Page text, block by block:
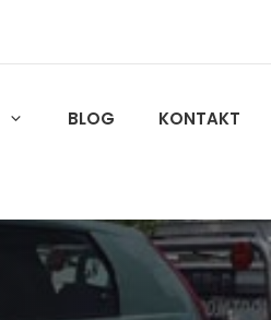
BLOG KONTAKT